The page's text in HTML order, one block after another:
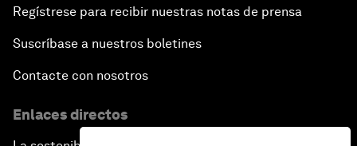
Regístrese para recibir nuestras notas de prensa
Suscríbase a nuestros boletines
Contacte con nosotros
Enlaces directos